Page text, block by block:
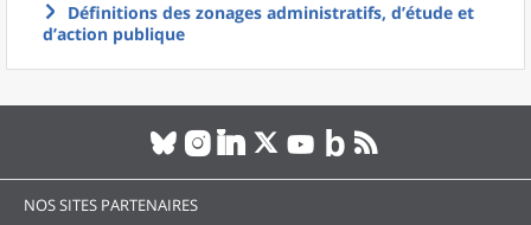
Définitions des zonages administratifs, d’étude et
d’action publique
NOS SITES PARTENAIRES